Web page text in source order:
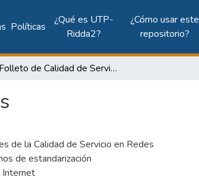
Políticas
¿Qué es UTP-
Ridda2?
¿Cómo usar este
repositorio?
Folleto de Calidad de Servicios en Redes
de la Calidad de Servicio en Redes
de estandarización
Internet